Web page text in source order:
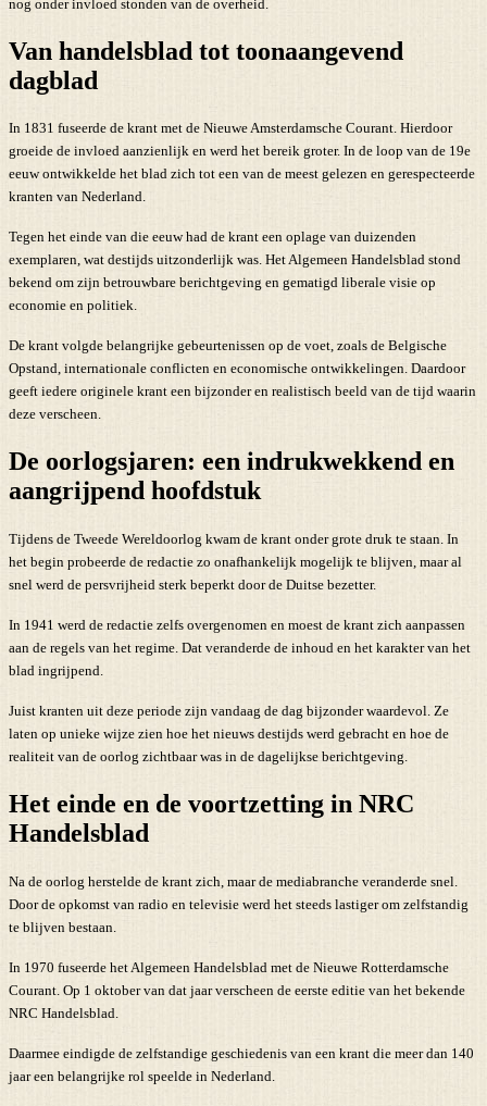
nog onder invloed stonden van de overheid.
Van handelsblad tot toonaangevend
dagblad
In 1831 fuseerde de krant met de Nieuwe Amsterdamsche Courant. Hierdoor
groeide de invloed aanzienlijk en werd het bereik groter. In de loop van de 19e
eeuw ontwikkelde het blad zich tot een van de meest gelezen en gerespecteerde
kranten van Nederland.
Tegen het einde van die eeuw had de krant een oplage van duizenden
exemplaren, wat destijds uitzonderlijk was. Het Algemeen Handelsblad stond
bekend om zijn betrouwbare berichtgeving en gematigd liberale visie op
economie en politiek.
De krant volgde belangrijke gebeurtenissen op de voet, zoals de Belgische
Opstand, internationale conflicten en economische ontwikkelingen. Daardoor
geeft iedere originele krant een bijzonder en realistisch beeld van de tijd waarin
deze verscheen.
De oorlogsjaren: een indrukwekkend en
aangrijpend hoofdstuk
Tijdens de Tweede Wereldoorlog kwam de krant onder grote druk te staan. In
het begin probeerde de redactie zo onafhankelijk mogelijk te blijven, maar al
snel werd de persvrijheid sterk beperkt door de Duitse bezetter.
In 1941 werd de redactie zelfs overgenomen en moest de krant zich aanpassen
aan de regels van het regime. Dat veranderde de inhoud en het karakter van het
blad ingrijpend.
Juist kranten uit deze periode zijn vandaag de dag bijzonder waardevol. Ze
laten op unieke wijze zien hoe het nieuws destijds werd gebracht en hoe de
realiteit van de oorlog zichtbaar was in de dagelijkse berichtgeving.
Het einde en de voortzetting in NRC
Handelsblad
Na de oorlog herstelde de krant zich, maar de mediabranche veranderde snel.
Door de opkomst van radio en televisie werd het steeds lastiger om zelfstandig
te blijven bestaan.
In 1970 fuseerde het Algemeen Handelsblad met de Nieuwe Rotterdamsche
Courant. Op 1 oktober van dat jaar verscheen de eerste editie van het bekende
NRC Handelsblad.
Daarmee eindigde de zelfstandige geschiedenis van een krant die meer dan 140
jaar een belangrijke rol speelde in Nederland.